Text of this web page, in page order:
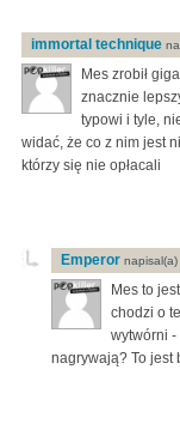
immortal technique
Mes zrobił
znacznie
typowi i tyle,
widać, że co z nim jest
którzy się nie opłacali
Emperor
Mes to
chodzi o
wytwórni -
nagrywają? To jest